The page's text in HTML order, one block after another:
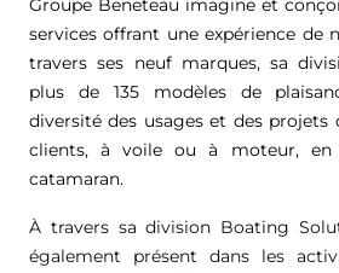
Groupe Beneteau imagine et
services offrant une expérience de
travers ses neuf marques, sa
plus de 135 modèles de
diversité des usages et des projets
clients, à voile ou à moteur, en
catamaran.
À travers sa division Boating
également présent dans les